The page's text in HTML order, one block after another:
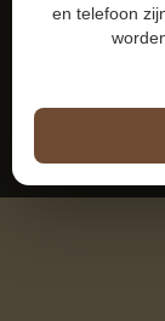
en telefoon